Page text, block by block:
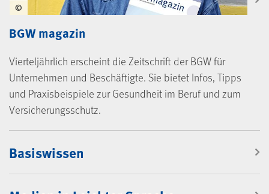
BGW magazin
Vierteljährlich erscheint die Zeitschrift der BGW für
Unternehmen und Beschäftigte. Sie bietet Infos, Tipps
und Praxisbeispiele zur Gesundheit im Beruf und zum
Versicherungsschutz.
©
Basiswissen